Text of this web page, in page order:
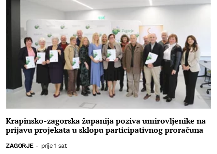
Krapinsko-zagorska županija poziva umirovljenike na
prijavu projekata u sklopu participativnog proračuna
ZAGORJE - prije 1 sat